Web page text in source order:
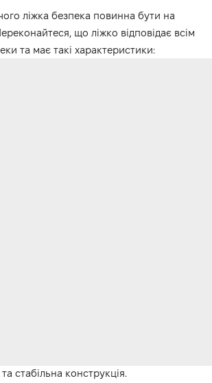
ліжка безпека повинна бути на
що ліжко відповідає всім
та має такі характеристики:
стабільна конструкція.